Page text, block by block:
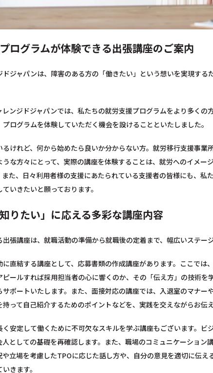
ログラムが体験できる出張講座のご案内
ドジャパンは、障害のある方の「働きたい」という想いを実現す
レンジドジャパンでは、私たちの就労支援プログラムをより多く
ログラムを体験していただく機会を設けることといたしました。
けれど、何から始めたら良いか分からない方。就労移行支援事
うな方々にとって、実際の講座を体験することは、就労へのイメ
また、日々利用者様の支援にあたられている支援者の皆様にも、
いきたいと願っております。
りたい」に応える多彩な講座内容
張講座は、就職活動の準備から就職後の定着まで、幅広いステー
直結する講座として、応募書類の作成講座があります。ここで
ールすれば採用担当者の心に響くのか、その「伝え方」の技術
サポートいたします。また、面接対応の講座では、入退室のマナ
って自己紹介するためのポイントなどを、実践を交えながらお伝え
安定して働くために不可欠なスキルを学ぶ講座もございます。
としての基礎を再確認します。また、職場のコミュニケーショ
や立場を考慮したTPOに応じた話し方や、自分の意見を適切に伝
きます。